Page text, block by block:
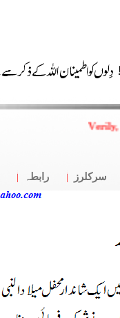
سرکلرز رابطہ